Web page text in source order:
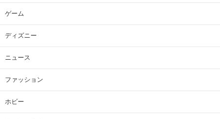
ゲーム
ディズニー
ニュース
ファッション
ホビー